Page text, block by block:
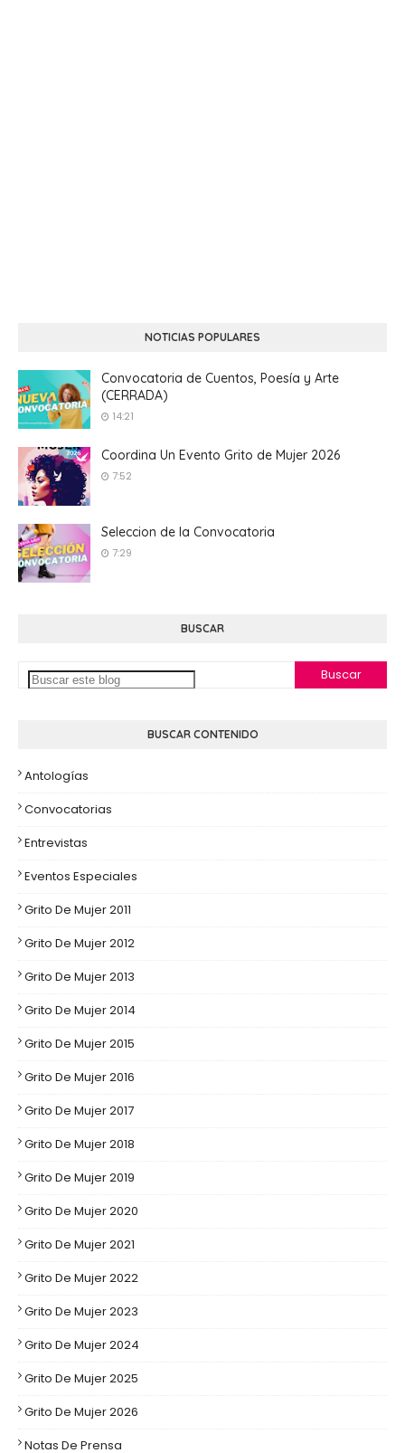
NOTICIAS POPULARES
Convocatoria de Cuentos, Poesía y Arte
(CERRADA)
14:21
Coordina Un Evento Grito de Mujer 2026
7:52
Seleccion de la Convocatoria
7:29
BUSCAR
BUSCAR CONTENIDO
Antologías
Convocatorias
Entrevistas
Eventos Especiales
Grito De Mujer 2011
Grito De Mujer 2012
Grito De Mujer 2013
Grito De Mujer 2014
Grito De Mujer 2015
Grito De Mujer 2016
Grito De Mujer 2017
Grito De Mujer 2018
Grito De Mujer 2019
Grito De Mujer 2020
Grito De Mujer 2021
Grito De Mujer 2022
Grito De Mujer 2023
Grito De Mujer 2024
Grito De Mujer 2025
Grito De Mujer 2026
Notas De Prensa